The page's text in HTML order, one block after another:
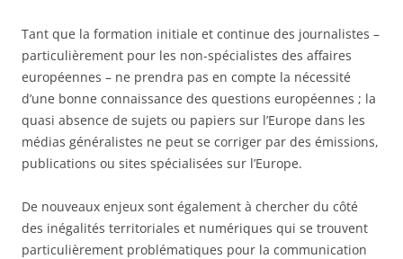
Tant que la formation initiale et continue des journalistes –
particulièrement pour les non-spécialistes des affaires
européennes – ne prendra pas en compte la nécessité
d’une bonne connaissance des questions européennes ; la
quasi absence de sujets ou papiers sur l’Europe dans les
médias généralistes ne peut se corriger par des émissions,
publications ou sites spécialisées sur l’Europe.
De nouveaux enjeux sont également à chercher du côté
des inégalités territoriales et numériques qui se trouvent
particulièrement problématiques pour la communication